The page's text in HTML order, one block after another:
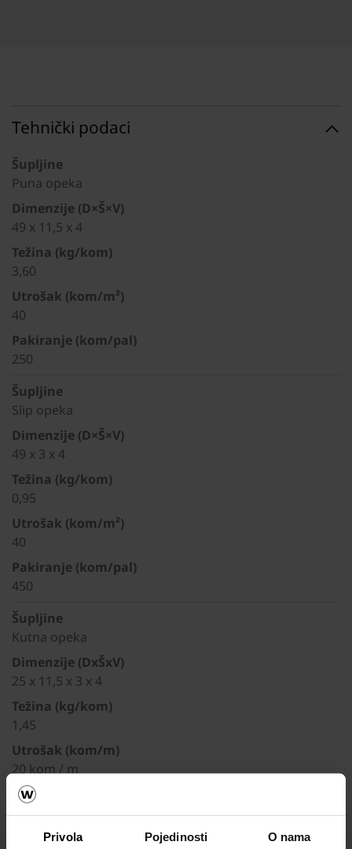
Privola Pojedinosti O nama
Tehnički podaci
Šupljine
Puna opeka
Dimenzije (D×Š×V)
49 x 11,5 x 4
Težina (kg/kom)
3,60
Utrošak (kom/m²)
40
Pakiranje (kom/pal)
250
Šupljine
Slip opeka
Dimenzije (D×Š×V)
49 x 3 x 4
Težina (kg/kom)
0,95
Utrošak (kom/m²)
40
Pakiranje (kom/pal)
450
Šupljine
Kutna opeka
Dimenzije (DxŠxV)
25 x 11,5 x 3 x 4
Težina (kg/kom)
1,45
Utrošak (kom/m)
20 kom / m
Pakiranje (kom/pal)
-